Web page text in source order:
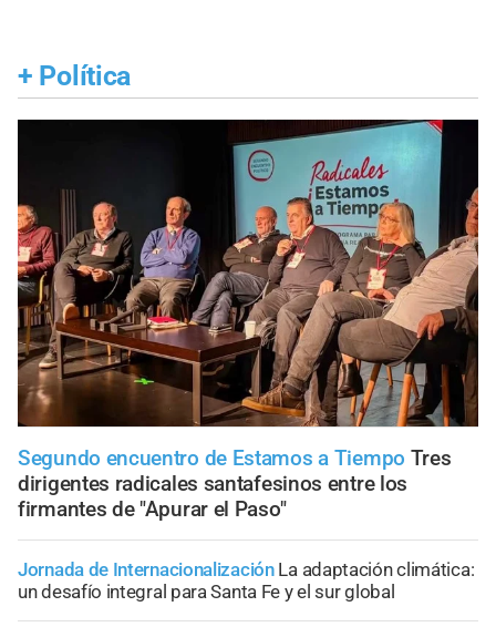
+ Política
Segundo encuentro de Estamos a Tiempo Tres
dirigentes radicales santafesinos entre los
firmantes de "Apurar el Paso"
Jornada de Internacionalización La adaptación climática:
un desafío integral para Santa Fe y el sur global